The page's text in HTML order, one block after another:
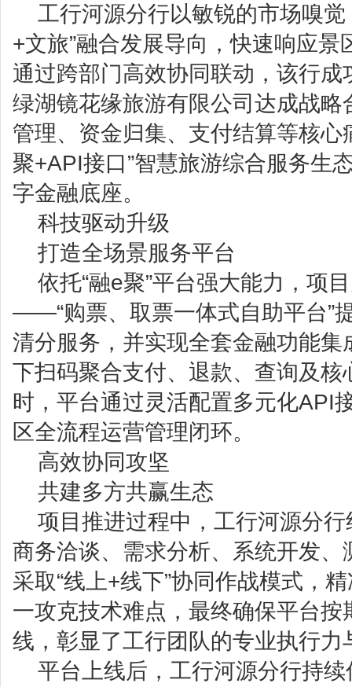
工行河源分行以敏锐的市场嗅觉
+文旅”融合发展导向，快速响应景
通过跨部门高效协同联动，该行
绿湖镜花缘旅游有限公司达成战略
管理、资金归集、支付结算等核心
聚+API接口”智慧旅游综合服务生
字金融底座。
科技驱动升级
打造全场景服务平台
依托“融e聚”平台强大能力，项
——“购票、取票一体式自助平台”
清分服务，并实现全套金融功能集
下扫码聚合支付、退款、查询及核
时，平台通过灵活配置多元化API
区全流程运营管理闭环。
高效协同攻坚
共建多方共赢生态
项目推进过程中，工行河源分
商务洽谈、需求分析、系统开发、
采取“线上+线下”协同作战模式，
一攻克技术难点，最终确保平台按
线，彰显了工行团队的专业执行力
平台上线后，工行河源分行持